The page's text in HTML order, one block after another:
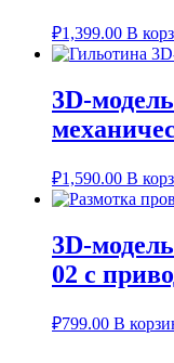
₽1,399.00 В
3D-
₽1,590.00 В
3D-
02 с
₽799.00 В